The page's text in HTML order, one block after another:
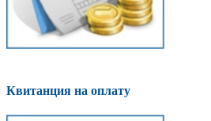
Квитанция на оплату